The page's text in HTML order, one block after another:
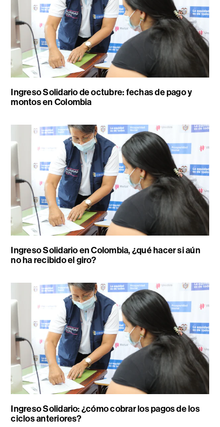
Ingreso Solidario de octubre: fechas de pago y
montos en Colombia
Ingreso Solidario en Colombia, ¿qué hacer si aún
no ha recibido el giro?
Ingreso Solidario: ¿cómo cobrar los pagos de los
ciclos anteriores?